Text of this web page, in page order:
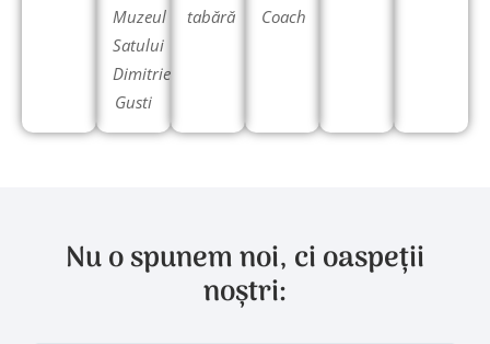
Muzeul
Satului
Dimitrie
Gusti
tabără
Coach
Nu o spunem noi, ci oaspeții
noștri: